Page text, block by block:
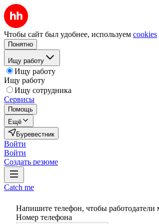
Чтобы сайт был удобнее, используем cookies
Понятно
Ищу работу
Ищу работу
Ищу работу
Ищу сотрудника
Сервисы
Помощь
Ещё
Буревестник
Войти
Войти
Создать резюме
Catch me
Напишите телефон, чтобы работодатели
Номер телефона